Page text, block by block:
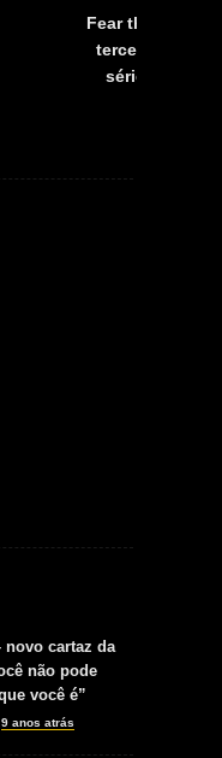
Fear the
terceira
série já tem
novo cartaz da
não pode
você é”
9 anos atrás